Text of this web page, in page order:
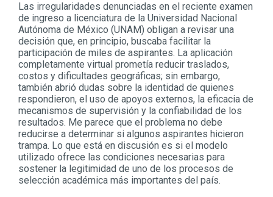
Las irregularidades denunciadas en el reciente examen
de ingreso a licenciatura de la Universidad Nacional
Autónoma de México (UNAM) obligan a revisar una
decisión que, en principio, buscaba facilitar la
participación de miles de aspirantes. La aplicación
completamente virtual prometía reducir traslados,
costos y dificultades geográficas; sin embargo,
también abrió dudas sobre la identidad de quienes
respondieron, el uso de apoyos externos, la eficacia de
mecanismos de supervisión y la confiabilidad de los
resultados. Me parece que el problema no debe
reducirse a determinar si algunos aspirantes hicieron
trampa. Lo que está en discusión es si el modelo
utilizado ofrece las condiciones necesarias para
sostener la legitimidad de uno de los procesos de
selección académica más importantes del país.